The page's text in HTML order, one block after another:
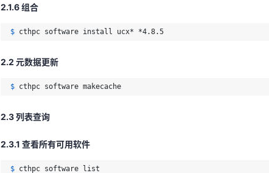
2.1.6 组合
$ cthpc software install ucx* *4.8.5
2.2 元数据更新
$ cthpc software makecache
2.3 列表查询
2.3.1 查看所有可用软件
$ cthpc software list